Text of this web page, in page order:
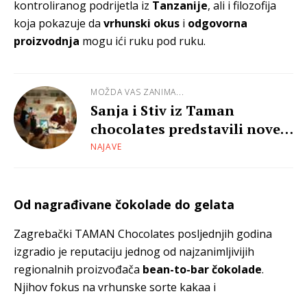
kontroliranog podrijetla iz Tanzanije, ali i filozofija
koja pokazuje da vrhunski okus i odgovorna
proizvodnja mogu ići ruku pod ruku.
MOŽDA VAS ZANIMA...
Sanja i Stiv iz Taman
chocolates predstavili nove
proizvode od vrhunskog
NAJAVE
Od nagrađivane čokolade do gelata
Zagrebački TAMAN Chocolates posljednjih godina
izgradio je reputaciju jednog od najzanimljivijih
regionalnih proizvođača bean-to-bar čokolade.
Njihov fokus na vrhunske sorte kakaa i